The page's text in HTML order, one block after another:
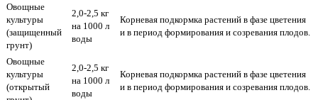
Овощные
культуры
(защищенный
грунт)
2,0-2,5 кг
на 1000 л
воды
Корневая подкормка растений в фазе цветения
и в период формирования и созревания плодов.
Овощные
культуры
(открытый
2,0-2,5 кг
на 1000 л
воды
Корневая подкормка растений в фазе цветения
и в период формирования и созревания плодов.